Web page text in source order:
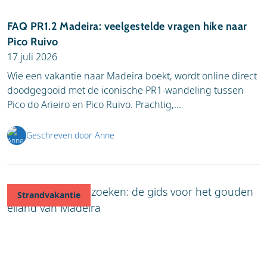
FAQ PR1.2 Madeira: veelgestelde vragen hike naar
Pico Ruivo
17 juli 2026
Wie een vakantie naar Madeira boekt, wordt online direct
doodgegooid met de iconische PR1-wandeling tussen
Pico do Arieiro en Pico Ruivo. Prachtig,...
Geschreven door Anne
Strandvakantie